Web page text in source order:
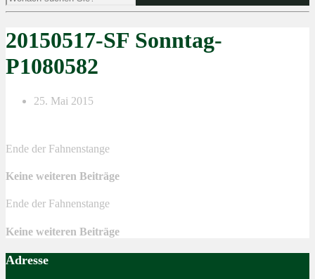
20150517-SF Sonntag-
P1080582
25. Mai 2015
Ende der Fahnenstange
Keine weiteren Beiträge
Ende der Fahnenstange
Keine weiteren Beiträge
Adresse